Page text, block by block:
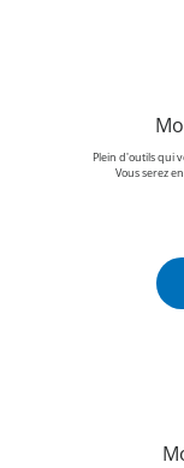
Plein d'outils qui
Vous serez